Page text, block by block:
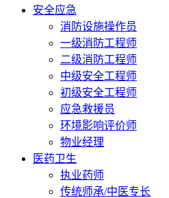
安全应急
消防设施操作员
一级消防工程师
二级消防工程师
中级安全工程师
初级安全工程师
应急救援员
环境影响评价师
物业经理
医药卫生
执业药师
传统师承/中医专长